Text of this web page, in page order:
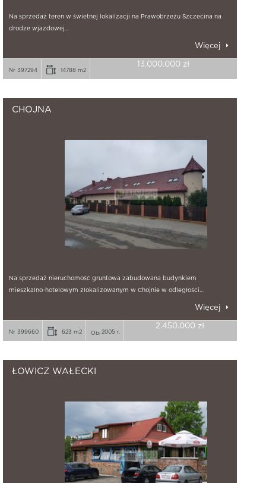
Na sprzedaż teren w świetnej lokalizacji na Prawobrzeżu Szczecina na
drodze wjazdowej…
Więcej
Nr 397294 14788 m2
13.000.000 zł
CHOJNA
Na sprzedaż nieruchomość gruntowa zabudowana budynkiem
mieszkalno-hotelowym zlokalizowanym w Chojnie w odległości…
Więcej
Nr 399660 623 m2 2005 r.
2.450.000 zł
ŁOWICZ WAŁECKI